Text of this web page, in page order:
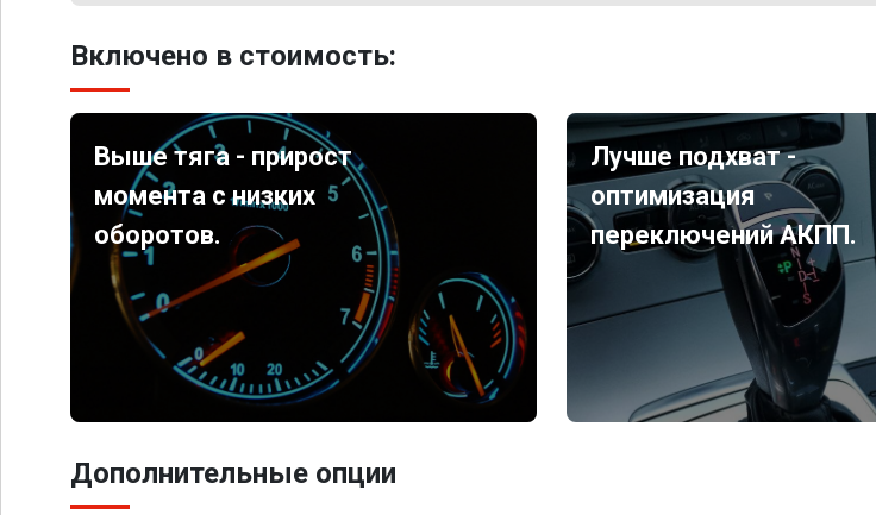
Включено в стоимость:
Выше тяга - прирост
момента с низких
оборотов.
Лучше подхват -
оптимизация
переключений АКПП.
Дополнительные опции